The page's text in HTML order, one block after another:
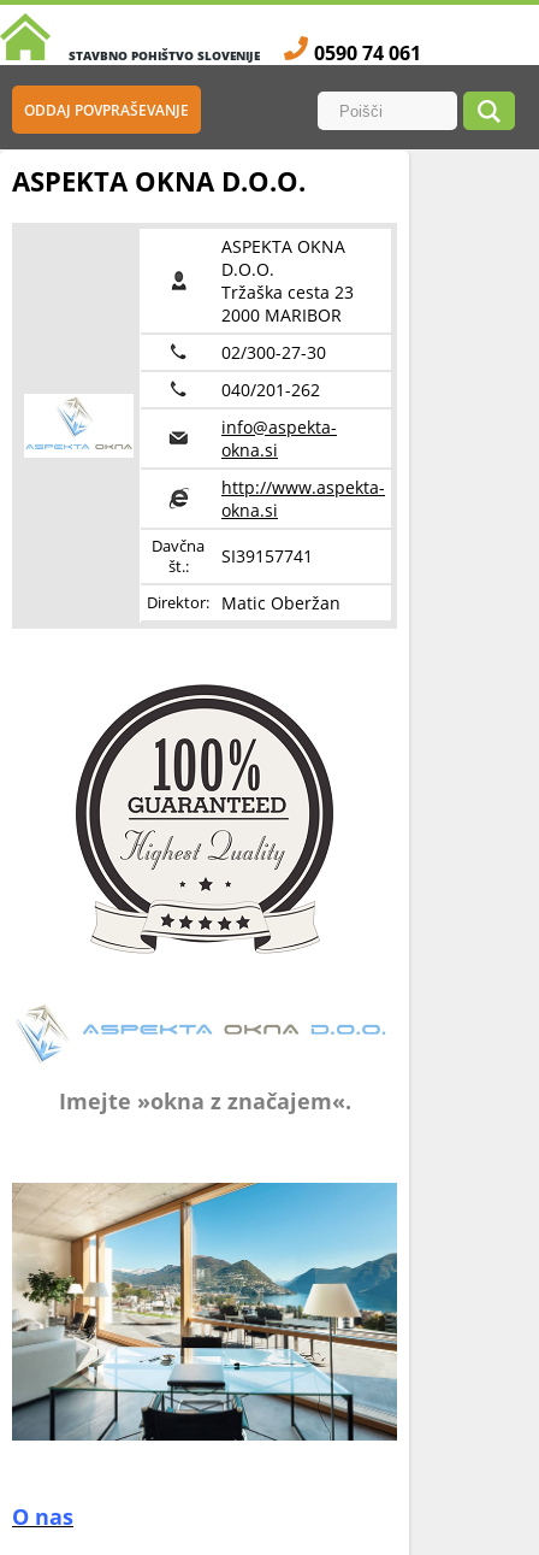
STAVBNO POHIŠTVO SLOVENIJE 0590 74 061
ODDAJ POVPRAŠEVANJE
ASPEKTA OKNA D.O.O.
ASPEKTA OKNA
D.O.O.
Tržaška cesta 23
2000 MARIBOR
02/300-27-30
040/201-262
info@aspekta-
okna.si
http://www.aspekta-
okna.si
Davčna
št.:
SI39157741
Direktor: Matic Oberžan
Imejte »okna z značajem«.
O nas